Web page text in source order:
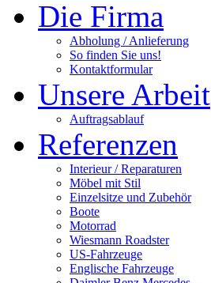
Die Firma
Abholung / Anlieferung
So finden Sie uns!
Kontaktformular
Unsere Arbeit
Auftragsablauf
Referenzen
Interieur / Reparaturen
Möbel mit Stil
Einzelsitze und Zubehör
Boote
Motorrad
Wiesmann Roadster
US-Fahrzeuge
Englische Fahrzeuge